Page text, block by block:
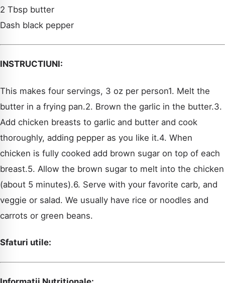
2 Tbsp butter
Dash black pepper
INSTRUCTIUNI:
This makes four servings, 3 oz per person1. Melt the
butter in a frying pan.2. Brown the garlic in the butter.3.
Add chicken breasts to garlic and butter and cook
thoroughly, adding pepper as you like it.4. When
chicken is fully cooked add brown sugar on top of each
breast.5. Allow the brown sugar to melt into the chicken
(about 5 minutes).6. Serve with your favorite carb, and
veggie or salad. We usually have rice or noodles and
carrots or green beans.
Sfaturi utile: